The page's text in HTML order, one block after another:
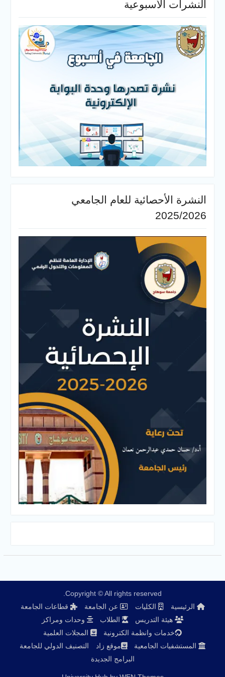
للعام الجامعي
Copyright © All rights reserved.
الكليات
عن الجامعة
قطاعات الجامعة
الطلاب
وحدات ومراكز
وانظمة الكترونية
المجلات العلمية
الجامعية
موقع زاد
التصنيف الدولي للجامعة